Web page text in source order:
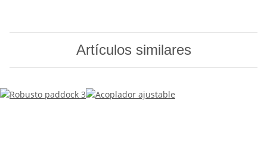
Artículos similares